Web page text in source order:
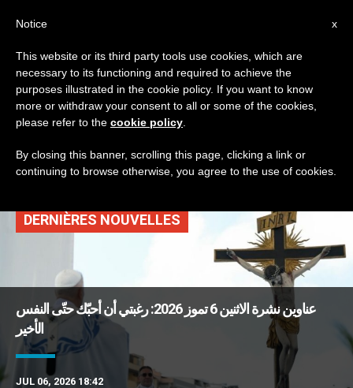
TAG
Posts Tagged
‘الصليب’
DERNIÈRES NOUVELLES
عناوين نشرة الاثنين 6 تموز 2026: رغبتي أن أحبّك حتّى النفس
الأخير
JUL 06, 2026 18:42
x
Notice
This website or its third party tools use cookies, which are
necessary to its functioning and required to achieve the
purposes illustrated in the cookie policy. If you want to know
more or withdraw your consent to all or some of the cookies,
please refer to the cookie policy
By closing this banner, scrolling this page, clicking a link or
continuing to browse otherwise, you agree to the use of cookies.